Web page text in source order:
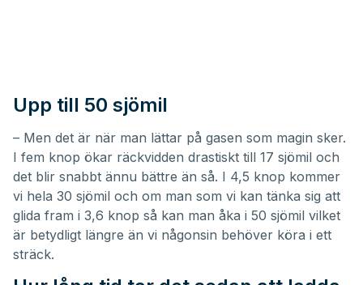
Upp till 50 sjömil
– Men det är när man lättar på gasen som magin sker.
I fem knop ökar räckvidden drastiskt till 17 sjömil och
det blir snabbt ännu bättre än så. I 4,5 knop kommer
vi hela 30 sjömil och om man som vi kan tänka sig att
glida fram i 3,6 knop så kan man åka i 50 sjömil vilket
är betydligt längre än vi någonsin behöver köra i ett
sträck.